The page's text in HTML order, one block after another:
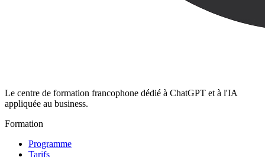
Le centre de formation francophone dédié à ChatGPT et à l'IA
appliquée au business.
Formation
Programme
Tarifs